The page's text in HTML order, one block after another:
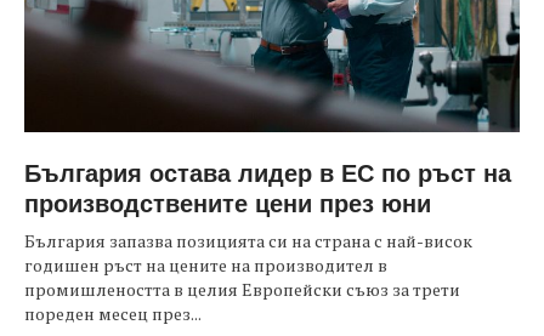
България остава лидер в ЕС по ръст на
производствените цени през юни
България запазва позицията си на страна с най-висок
годишен ръст на цените на производител в
промишлеността в целия Европейски съюз за трети
пореден месец през...